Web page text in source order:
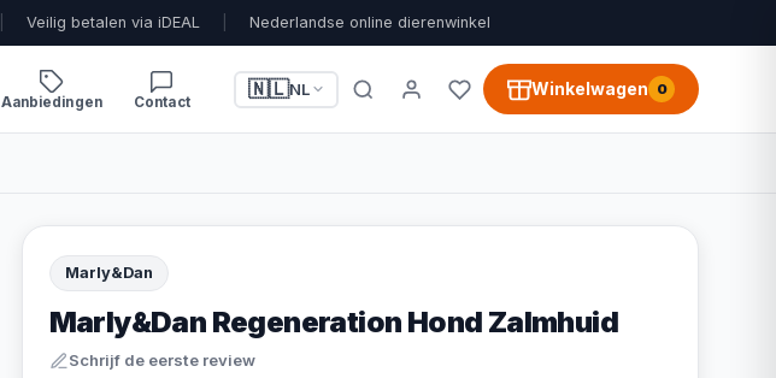
Veilig betalen via iDEAL Nederlandse online dierenwinkel
Aanbiedingen Contact
🇳🇱NL Winkelwagen 0
Marly&Dan
Marly&Dan Regeneration Hond Zalmhuid
Schrijf de eerste review